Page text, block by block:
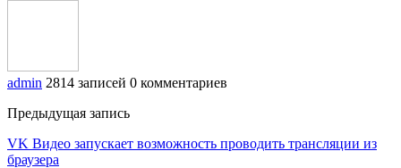
admin 2814 записей 0 комментариев
Предыдущая запись
VK Видео запускает возможность проводить трансляции из
браузера